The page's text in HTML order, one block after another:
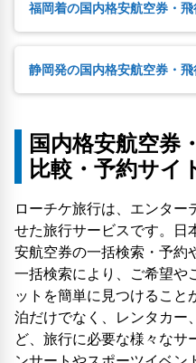
福岡着の国内格安航空券・
静岡発の国内格安航空券・
国内格安航空券
比較・予約サ
ローチケ旅行は、エンター
せた旅行サービスです。日
安航空券の一括検索・予約
一括検索により、ご希望や
ットを簡単に見つけること
泊だけでなく、レンタカー
ど、旅行に必要な様々なサ